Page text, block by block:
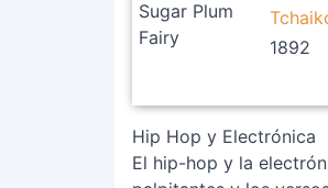
1892
Hip Hop y Electrónica
El hip-hop y la